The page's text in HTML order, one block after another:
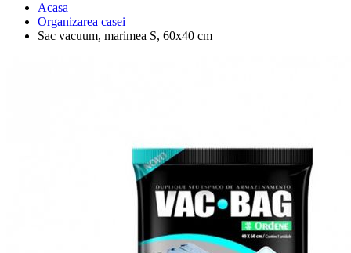
Acasa
Organizarea casei
Sac vacuum, marimea S, 60x40 cm